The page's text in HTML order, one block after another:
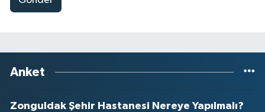
Anket
Zonguldak Şehir Hastanesi Nereye Yapılmalı?